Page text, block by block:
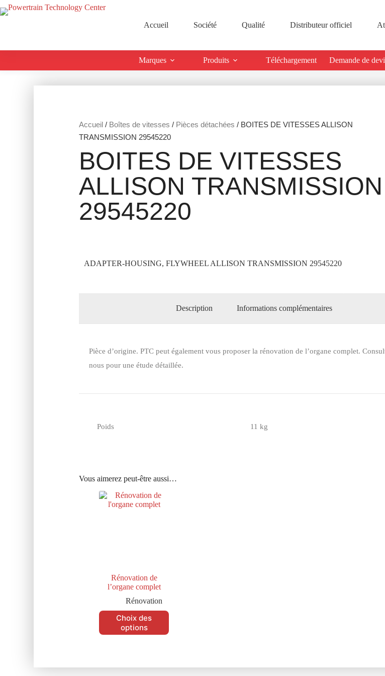
Accueil Société Qualité Distributeur officiel
Marques Produits Téléchargement Demande de
Accueil / Boîtes de vitesses / Pièces détachées / BOITES DE VITESSES ALLISON
TRANSMISSION 29545220
BOITES DE VITESSES
ALLISON TRANSMISSION
29545220
ADAPTER-HOUSING, FLYWHEEL ALLISON TRANSMISSION 29545220
Description Informations complémentaires
Pièce d’origine. PTC peut également vous proposer la rénovation de l’organe complet.
nous pour une étude détaillée.
Poids 11 kg
Vous aimerez peut-être aussi…
Rénovation de
l’organe complet
Rénovation
Choix des
options